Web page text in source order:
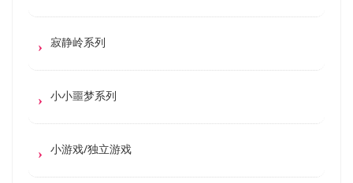
寂静岭系列
小小噩梦系列
小游戏/独立游戏